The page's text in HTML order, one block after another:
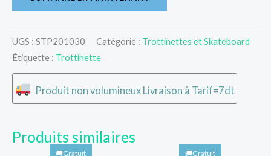
UGS : STP201030 Catégorie : Trottinettes et Skateboard
Étiquette : Trottinette
Produit non volumineux Livraison à Tarif=7dt
Produits similaires